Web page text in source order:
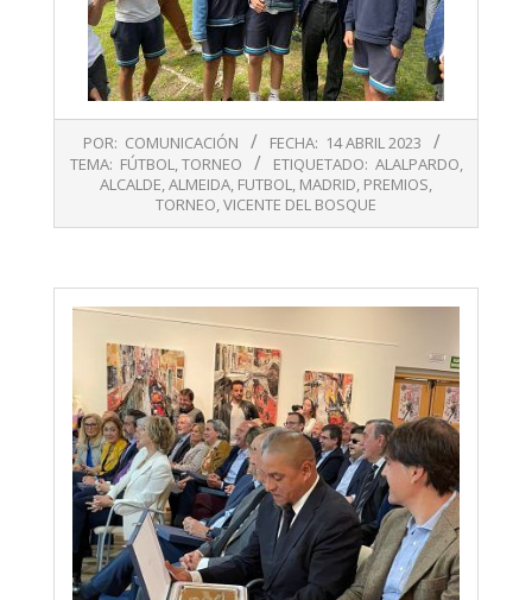
04-
POR: COMUNICACIÓN FECHA: 14 ABRIL 2023
TEMA: FÚTBOL,TORNEO ETIQUETADO: ALALPARDO,
ALCALDE,ALMEIDA, FUTBOL, MADRID, PREMIOS,
TORNEO,VICENTE DEL BOSQUE